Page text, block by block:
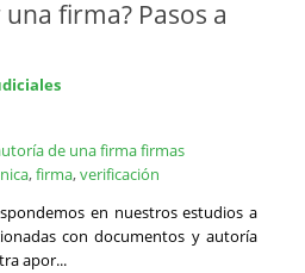
firma? Pasos a
de una firma firmas
,firma,verificación
en nuestros estudios a
con documentos y autoría
apor...